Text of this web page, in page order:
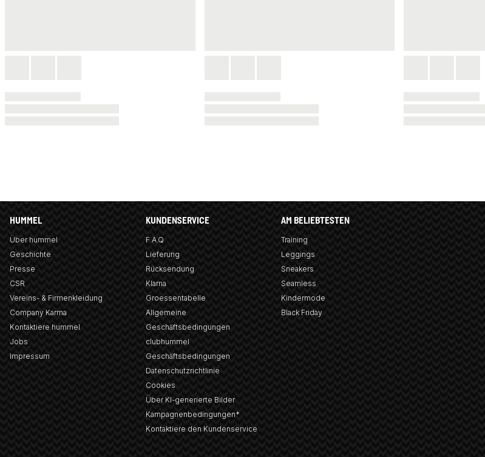
HUMMEL
Über hummel
Geschichte
Presse
CSR
Vereins- & Firmenkleidung
Company Karma
Kontaktiere hummel
Jobs
Impressum
KUNDENSERVICE
F.A.Q
Lieferung
Rücksendung
Klarna
Groessentabelle
Allgemeine
Geschäftsbedingungen
clubhummel
Geschäftsbedingungen
Datenschutzrichtlinie
Cookies
Über KI-generierte Bilder
Kampagnenbedingungen*
Kontaktiere den Kundenservice
AM BELIEBTESTEN
Training
Leggings
Sneakers
Seamless
Kindermode
Black Friday